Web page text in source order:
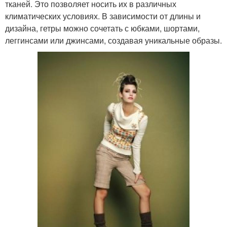
тканей. Это позволяет носить их в различных
климатических условиях. В зависимости от длины и
дизайна, гетры можно сочетать с юбками, шортами,
леггинсами или джинсами, создавая уникальные образы.